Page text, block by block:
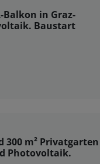
in Graz-
Baustart
m² Privatgarten
Photovoltaik.